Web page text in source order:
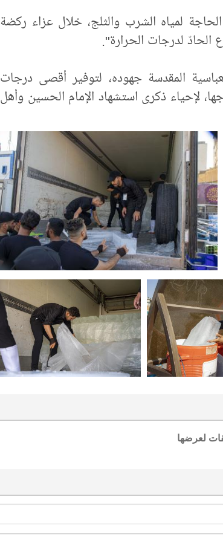
لمياه الشرب والثلج، خلال عزاء ركضة
لدرجات الحرارة".
المقدسة جهوده، لتوفير أقصى درجات
لإحياء ذكرى استشهاد الإمام الحسين وأهل
لعرضها